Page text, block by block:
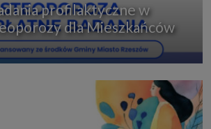
profilaktyczne w
dla Mieszkańców